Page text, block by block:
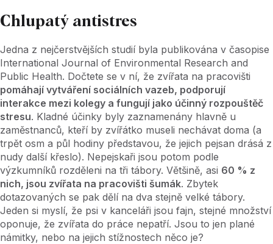
Chlupatý antistres
Jedna z nejčerstvějších studií byla publikována v časopise
International Journal of Environmental Research and
Public Health. Dočtete se v ní, že zvířata na pracovišti
pomáhají vytváření sociálních vazeb, podporují
interakce mezi kolegy a fungují jako účinný rozpouštěč
stresu. Kladné účinky byly zaznamenány hlavně u
zaměstnanců, kteří by zvířátko museli nechávat doma (a
trpět osm a půl hodiny představou, že jejich pejsan drásá z
nudy další křeslo). Nepejskaři jsou potom podle
výzkumníků rozděleni na tři tábory. Většině, asi 60 % z
nich, jsou zvířata na pracovišti šumák. Zbytek
dotazovaných se pak dělí na dva stejně velké tábory.
Jeden si myslí, že psi v kanceláři jsou fajn, stejné množství
oponuje, že zvířata do práce nepatří. Jsou to jen plané
námitky, nebo na jejich stížnostech něco je?